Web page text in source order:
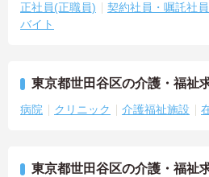
正社員(正職員) 契約社員・嘱託社員
バイト
東京都世田谷区の介護・福祉
病院 クリニック 介護福祉施設
東京都世田谷区の介護・福祉